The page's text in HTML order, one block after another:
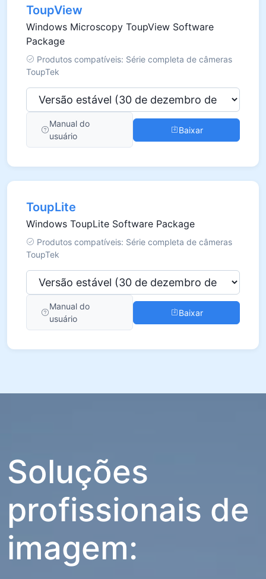
ToupView
Windows Microscopy ToupView Software
Package
Produtos compatíveis: Série completa de câmeras
ToupTek
Manual do
usuário
Baixar
ToupLite
Windows ToupLite Software Package
Produtos compatíveis: Série completa de câmeras
ToupTek
Manual do
usuário
Baixar
Soluções
profissionais de
imagem: